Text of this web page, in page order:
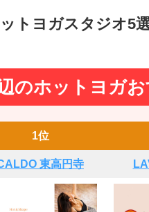
トヨガスタジオ5
のホットヨガ
1位
東高円寺